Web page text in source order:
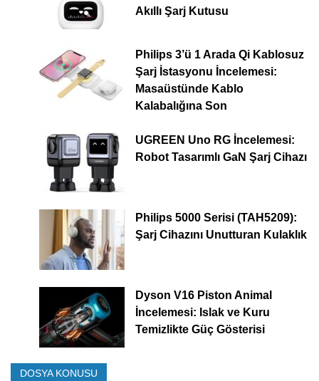
Akıllı Şarj Kutusu
Philips 3’ü 1 Arada Qi Kablosuz
Şarj İstasyonu İncelemesi:
Masaüstünde Kablo
Kalabalığına Son
UGREEN Uno RG İncelemesi:
Robot Tasarımlı GaN Şarj Cihazı
Philips 5000 Serisi (TAH5209):
Şarj Cihazını Unutturan Kulaklık
Dyson V16 Piston Animal
İncelemesi: Islak ve Kuru
Temizlikte Güç Gösterisi
DOSYA KONUSU